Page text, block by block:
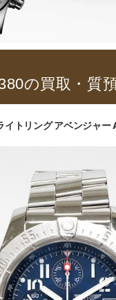
の買取・質
イトリング アベンジャ